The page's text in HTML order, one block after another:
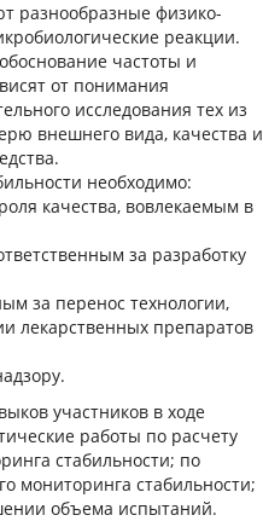
разнообразные физико-
реакции.
частоты и
от понимания
исследования тех из
внешнего вида, качества и
необходимо:
качества, вовлекаемым в
за разработку
за перенос технологии,
лекарственных препаратов
участников в ходе
работы по расчету
стабильности; по
мониторинга стабильности;
объема испытаний.